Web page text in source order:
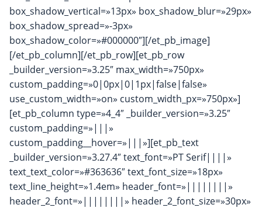
box_shadow_vertical=»13px» box_shadow_blur=»29px»
box_shadow_spread=»-3px»
box_shadow_color=»#000000″][/et_pb_image]
[/et_pb_column][/et_pb_row][et_pb_row
_builder_version=»3.25″ max_width=»750px»
custom_padding=»0|0px|0|1px|false|false»
use_custom_width=»on» custom_width_px=»750px»]
[et_pb_column type=»4_4″ _builder_version=»3.25″
custom_padding=»|||»
custom_padding__hover=»|||»][et_pb_text
_builder_version=»3.27.4″ text_font=»PT Serif||||»
text_text_color=»#363636″ text_font_size=»18px»
text_line_height=»1.4em» header_font=»||||||||»
header_2_font=»||||||||» header_2_font_size=»30px»